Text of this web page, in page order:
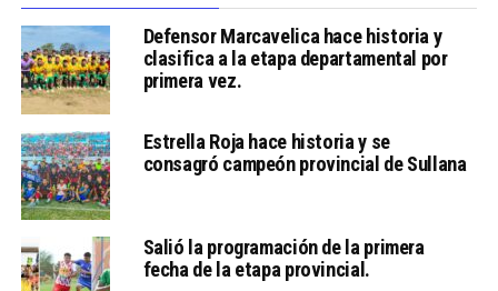
Defensor Marcavelica hace historia y
clasifica a la etapa departamental por
primera vez.
Estrella Roja hace historia y se
consagró campeón provincial de Sullana
Salió la programación de la primera
fecha de la etapa provincial.